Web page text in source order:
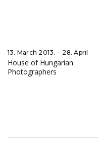
13. March 2013. ‒ 28. April
House of Hungarian
Photographers